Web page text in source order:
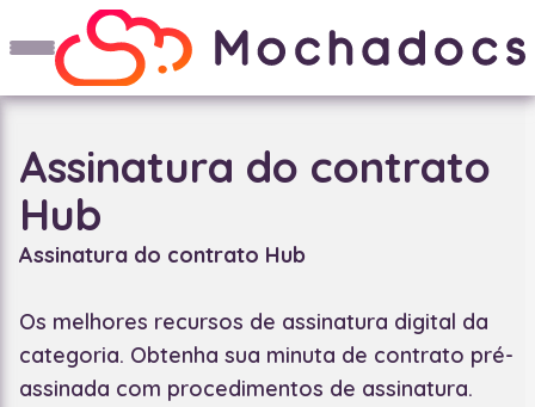
Assinatura do contrato
Hub
Assinatura do contrato Hub
Os melhores recursos de assinatura digital da
categoria. Obtenha sua minuta de contrato pré-
assinada com procedimentos de assinatura.